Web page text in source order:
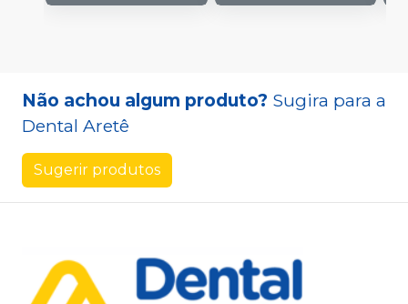
Não achou algum produto? Sugira para a
Dental Aretê
Sugerir produtos